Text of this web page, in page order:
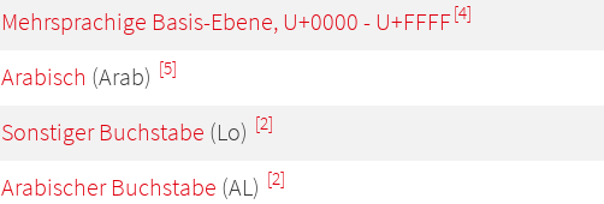
Mehrsprachige Basis-Ebene, U+0000 - U+FFFF[4]
Arabisch (Arab) [5]
Sonstiger Buchstabe (Lo) [2]
Arabischer Buchstabe (AL) [2]